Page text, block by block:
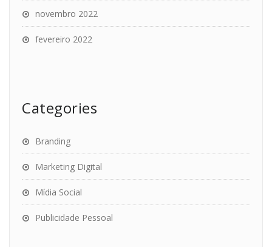
novembro 2022
fevereiro 2022
Categories
Branding
Marketing Digital
Mídia Social
Publicidade Pessoal